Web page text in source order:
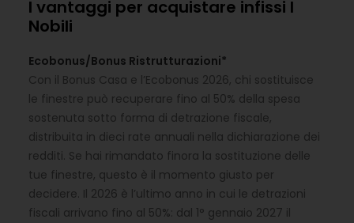
I vantaggi per acquistare infissi I
Nobili
Ecobonus/Bonus Ristrutturazioni*
Con il Bonus Casa e l’Ecobonus 2026, chi sostituisce
le finestre può recuperare fino al 50% della spesa
sostenuta sotto forma di detrazione fiscale,
distribuita in dieci rate annuali nella dichiarazione dei
redditi. Se hai rimandato finora la sostituzione delle
tue finestre, questo è il momento giusto per
decidere. Il 2026 è l’ultimo anno in cui le detrazioni
fiscali arrivano fino al 50%: dal 1° gennaio 2027 il